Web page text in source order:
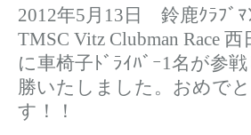
2012年5月13日 鈴鹿ｸﾗﾌﾞﾏ
TMSC Vitz Clubman Race
に車椅子ﾄﾞﾗｲﾊﾞｰ1名が参
勝いたしました。おめで
す！！